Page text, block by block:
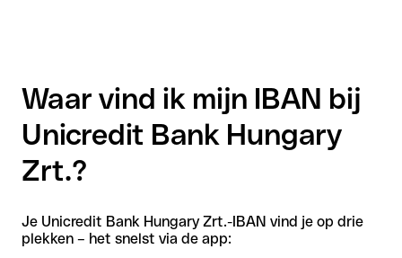
Waar vind ik mijn IBAN bij
Unicredit Bank Hungary
Zrt.?
Je Unicredit Bank Hungary Zrt.-IBAN vind je op drie
plekken – het snelst via de app: